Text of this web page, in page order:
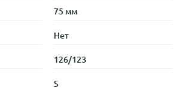
75 мм
Нет
126/123
S